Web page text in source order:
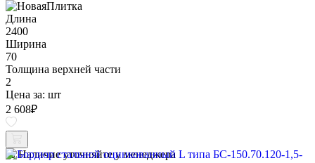
Длина
2400
Ширина
70
Толщина верхней части
2
Цена за: шт
2 608₽
Наличие уточняйте у менеджера